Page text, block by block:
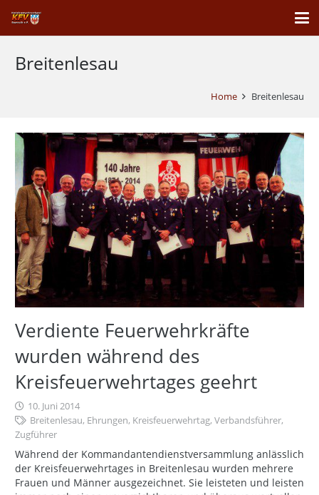
Breitenlesau
Home Breitenlesau
Verdiente Feuerwehrkräfte
wurden während des
Kreisfeuerwehrtages geehrt
10. Juni 2014
Breitenlesau, Ehrungen, Kreisfeuerwehrtag,Verbandsführer,
Zugführer
Während der Kommandantendienstversammlung anlässlich
der Kreisfeuerwehrtages in Breitenlesau wurden mehrere
Frauen und Männer ausgezeichnet. Sie leisteten und leisten